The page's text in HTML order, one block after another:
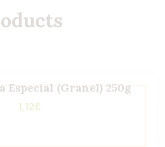
Especial (Granel) 250g
1,12€